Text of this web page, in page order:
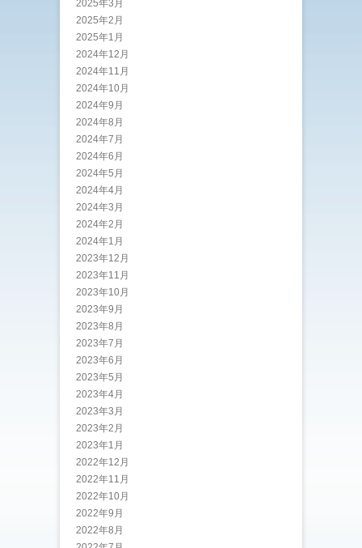
2025年3月
2025年2月
2025年1月
2024年12月
2024年11月
2024年10月
2024年9月
2024年8月
2024年7月
2024年6月
2024年5月
2024年4月
2024年3月
2024年2月
2024年1月
2023年12月
2023年11月
2023年10月
2023年9月
2023年8月
2023年7月
2023年6月
2023年5月
2023年4月
2023年3月
2023年2月
2023年1月
2022年12月
2022年11月
2022年10月
2022年9月
2022年8月